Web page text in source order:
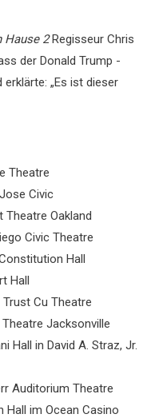
Hause 2Regisseur Chris
der Donald Trump -
„Es ist dieser
Theatre
Civic
Theatre Oakland
Civic Theatre
Hall
Hall
Trust Cu Theatre
Jacksonville
Hall in David A. Straz, Jr.
Auditorium Theatre
Hall im Ocean Casino